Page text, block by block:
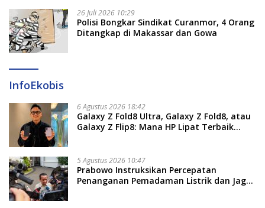
26 Juli 2026 10:29
Polisi Bongkar Sindikat Curanmor, 4 Orang
Ditangkap di Makassar dan Gowa
InfoEkobis
6 Agustus 2026 18:42
Galaxy Z Fold8 Ultra, Galaxy Z Fold8, atau
Galaxy Z Flip8: Mana HP Lipat Terbaik
5 Agustus 2026 10:47
Prabowo Instruksikan Percepatan
Penanganan Pemadaman Listrik dan Jaga